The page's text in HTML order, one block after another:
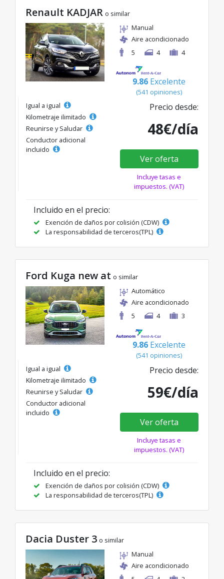
Renault KADJAR o similar
Manual
Aire acondicionado
5
4 4
9.86 Excelente
(541 opiniones)
Igual a igual
Kilometraje ilimitado
Reunirse y Saludar
Conductor adicional
incluido
Precio desde:
48€/día
Ver oferta
Incluye tasas e
impuestos. (VAT)
Incluido en el precio:
Exención de daños por colisión (CDW)
La responsabilidad de terceros(TPL)
Ford Kuga new at o similar
Automático
Aire acondicionado
5
4 3
9.86 Excelente
(541 opiniones)
Igual a igual
Kilometraje ilimitado
Reunirse y Saludar
Conductor adicional
incluido
Precio desde:
59€/día
Ver oferta
Incluye tasas e
impuestos. (VAT)
Incluido en el precio:
Exención de daños por colisión (CDW)
La responsabilidad de terceros(TPL)
Dacia Duster 3 o similar
Manual
Aire acondicionado